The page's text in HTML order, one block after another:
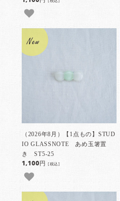
（2026年8月）【1点もの】STUD
IO GLASSNOTE あめ玉箸置
き ST5-25
1,100円[税込]